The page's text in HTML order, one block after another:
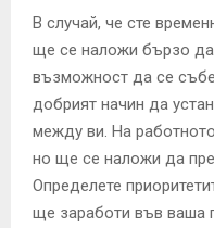
В случай, че сте
ще се наложи бързо да
възможност да се
добрият начин да
между ви. На
но ще се наложи да
Определете
ще заработи във ваша